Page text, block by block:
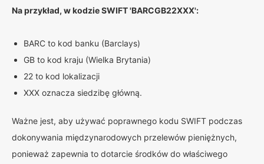
Na przykład, w kodzie SWIFT 'BARCGB22XXX':
BARC to kod banku (Barclays)
GB to kod kraju (Wielka Brytania)
22 to kod lokalizacji
XXX oznacza siedzibę główną.
Ważne jest, aby używać poprawnego kodu SWIFT podczas
dokonywania międzynarodowych przelewów pieniężnych,
ponieważ zapewnia to dotarcie środków do właściwego